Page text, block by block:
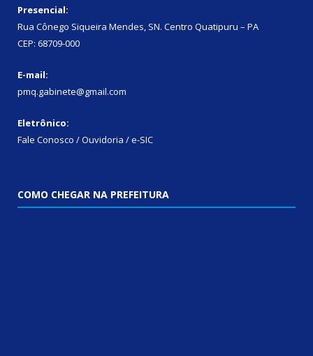
Presencial:
Rua Cônego Siqueira Mendes, SN. Centro Quatipuru – PA
CEP: 68709-000
E-mail:
pmq.gabinete@gmail.com
Eletrônico:
Fale Conosco / Ouvidoria / e-SIC
COMO CHEGAR NA PREFEITURA